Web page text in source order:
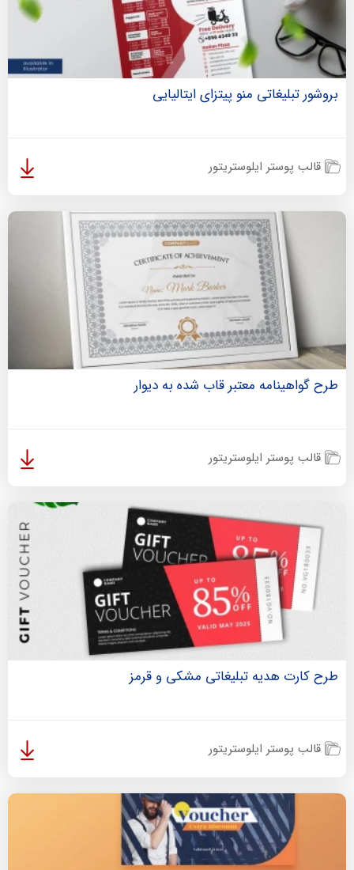
بروشور تبلیغاتی منو پیتزای ایتالیایی
قالب پوستر ایلوستریتور
طرح گواهینامه معتبر قاب شده به دیوار
قالب پوستر ایلوستریتور
طرح کارت هدیه تبلیغاتی مشکی و قرمز
قالب پوستر ایلوستریتور